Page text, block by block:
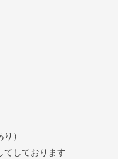
）
しております